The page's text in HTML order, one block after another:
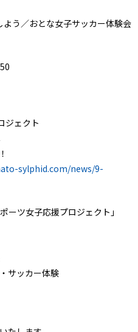
う／おとな女子サッカー体験会
ジェクト
sylphid.com/news/9-
ツ女子応援プロジェクト」
サッカー体験